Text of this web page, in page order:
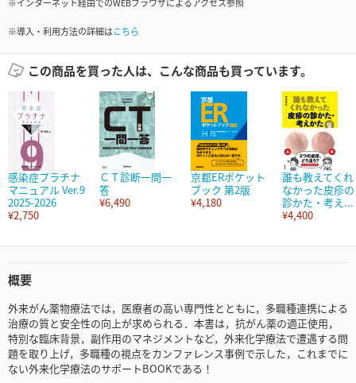
※導入・利用方法の詳細はこちら
この商品を買った人は、こんな商品も買っています。
感染症プラチナ
マニュアル Ver.9
2025-2026
¥2,750
ＣＴ診断一問一
答
¥6,490
京都ERポケット
ブック 第2版
¥4,180
誰も教えてくれ
なかった皮疹の
診かた・考え...
¥4,400
概要
外来がん薬物療法では，医療者の高い専門性とともに，多職種連携による
治療の質と安全性の向上が求められる．本書は，抗がん薬の適正使用，
特別な臨床背景，副作用のマネジメントなど，外来化学療法で遭遇する問
題を取り上げ，多職種の視点をカンファレンス事例で示した，これまでに
ない外来化学療法のサポートBOOKである！